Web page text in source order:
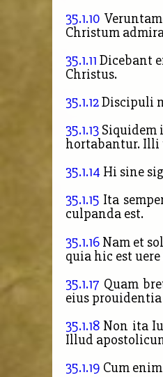
35.1.10
Christum
35.1.11 Dicebant
Christus.
35.1.12Discipuli
35.1.13 Siquidem
hortabantur. Illi
35.1.14 Hi sine
35.1.15 Ita
culpanda est.
35.1.16 Nam et
quia hic est
35.1.17 Quam
eius prouidentia
35.1.18 Non ita
Illud
35.1.19 Cum